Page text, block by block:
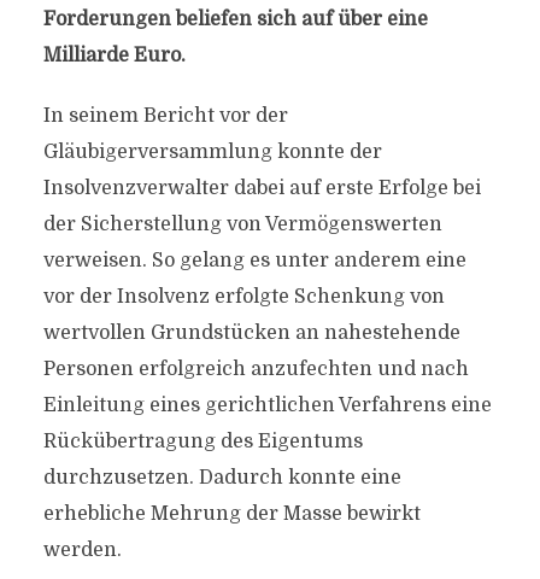
Forderungen beliefen sich auf über eine
Milliarde Euro.
In seinem Bericht vor der
Gläubigerversammlung konnte der
Insolvenzverwalter dabei auf erste Erfolge bei
der Sicherstellung von Vermögenswerten
verweisen. So gelang es unter anderem eine
vor der Insolvenz erfolgte Schenkung von
wertvollen Grundstücken an nahestehende
Personen erfolgreich anzufechten und nach
Einleitung eines gerichtlichen Verfahrens eine
Rückübertragung des Eigentums
durchzusetzen. Dadurch konnte eine
erhebliche Mehrung der Masse bewirkt
werden.